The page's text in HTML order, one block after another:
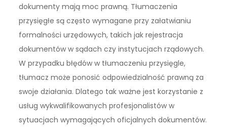
dokumenty mają moc prawną. Tłumaczenia
przysięgłe są często wymagane przy załatwianiu
formalności urzędowych, takich jak rejestracja
dokumentów w sądach czy instytucjach rządowych.
W przypadku błędów w tłumaczeniu przysięgle,
tłumacz może ponosić odpowiedzialność prawną za
swoje działania. Dlatego tak ważne jest korzystanie z
usług wykwalifikowanych profesjonalistów w
sytuacjach wymagających oficjalnych dokumentów.